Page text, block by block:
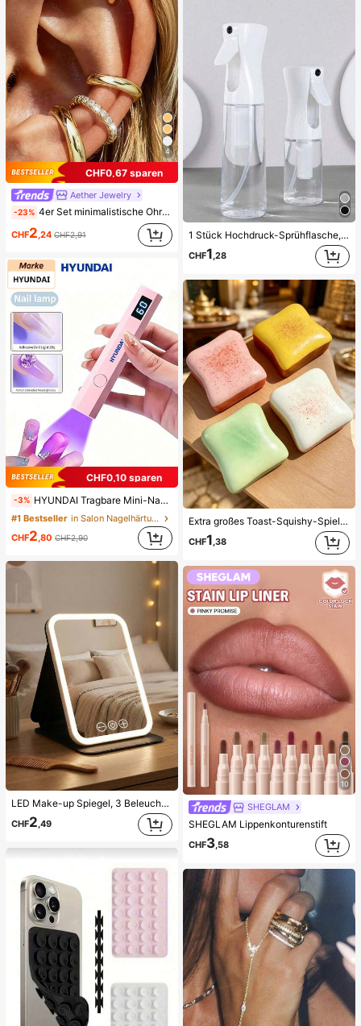
4
CHF0,67 sparen
Aether Jewelry
-23% 4er Set minimalistische Ohrklemmen mit kubischem Zirkonia - Stapelbar, keine Piercing erforderlich, geeignet für den täglichen Büroalltag (4er Set, nicht 4 Paar), Geschenk für sie
CHF2 ,24 CHF2,91
CHF0,10 sparen
-3% HYUNDAI Tragbare Mini-Nageltrockner Aufladbare Handheld-Nagellampe UV/LED Nageltrocknungslicht Digitale Anzeige Schnelle Trocknung Nagellampe Geeignet für tägliche Ausflüge Nagelpflegeprodukte für Frauen
#1 Bestseller
in Salon Nagelhärtungslampen und -trockner
CHF2 ,80 CHF2,90
LED Make-up Spiegel, 3 Beleuchtungsmodi, einstellbare Helligkeit, tragbares faltbares Design, geeignet für Zuhause, Reisen oder Studentenwohnheim, perfektes Geschenk für Frauen zu Feiertagen, Geburtstagen oder Muttertag
CHF2,49
1 Stück Hochdruck-Sprühflasche, einfacher Flüssigkeitsspender für das Badezimmer, Reinigungs-Sprühflasche, feiner Sprühnebel-Gesichtssprüher, Mini-Alkohol-Desinfektions-Sprühflasche, Toner-Behälter, Badezimmer-Sprühflasche, Reise-Essentials
CHF1,28
Extra großes Toast-Squishy-Spielzeug, superweiches Buttertoast-Stressabbau-Drückspielzeug, erhältlich in Rosa, Gelb, Weiß und Grün, Stressabbau-Squishy-Spielzeug -- perfekt für Geburtstags- und Feiertagsgeschenke, tägliche kleine Überraschungsgeschenke, Kawaii, stimmungsaufhellend
CHF1,38
10
SHEGLAM
SHEGLAM Lippenkonturenstift
CHF3,58